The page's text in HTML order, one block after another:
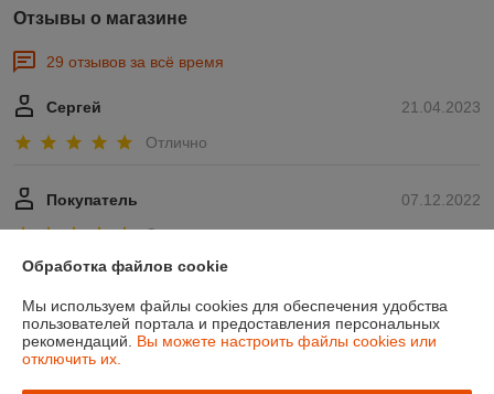
Отзывы о магазине
29 отзывов за всё время
21.04.2023
Сергей
Отлично
07.12.2022
Покупатель
Отлично
Показать все отзывы
О нас
Обработка файлов cookie
Мы используем файлы cookies для обеспечения удобства
пользователей портала и предоставления персональных
рекомендаций. Вы можете настроить файлы cookies или
отключить их.